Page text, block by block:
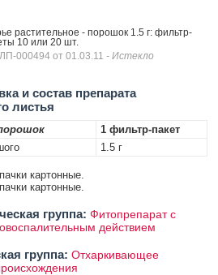
растительное - порошок 1.5 г: фильтр-
10 или 20 шт.
000494 от 01.03.11 - Истекло
и состав препарата
листья
1 фильтр-пакет
1.5 г
картонные.
картонные.
группа: Фитопрепарат с
действием
группа: Отхаркивающее